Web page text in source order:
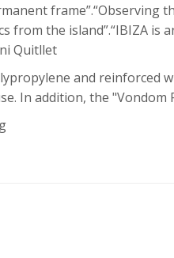
frame”.“Observing
from the island”.“IBIZA
Quitllet
and reinforced
In addition, the "Vondom